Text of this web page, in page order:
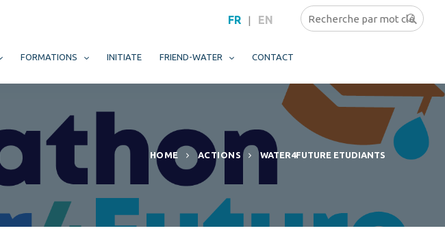
FR | EN
FORMATIONS INITIATE FRIEND-WATER CONTACT
HOME ACTIONS WATER4FUTURE ETUDIANTS